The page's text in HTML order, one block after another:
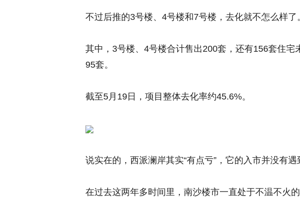
不过后推的3号楼、4号楼和7号楼，去化就不怎么样了
其中，3号楼、4号楼合计售出200套，还有156套住宅
95套。
截至5月19日，项目整体去化率约45.6%。
说实在的，西派澜岸其实“有点亏”，它的入市并没有遇
在过去这两年多时间里，南沙楼市一直处于不温不火的